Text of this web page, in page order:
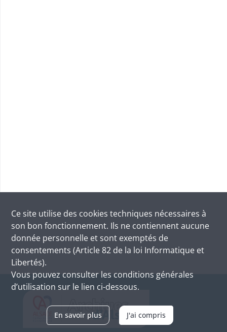
Ce site utilise des cookies techniques nécessaires à
son bon fonctionnement. Ils ne contiennent aucune
donnée personnelle et sont exemptés de
consentements (Article 82 de la loi Informatique et
Libertés).
Vous pouvez consulter les conditions générales
d’utilisation sur le lien ci-dessous.
En savoir plus J'ai compris